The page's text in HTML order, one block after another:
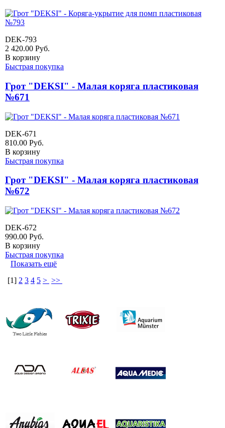
DEK-793
2 420.00 Руб.
В корзину
Быстрая покупка
Грот "DEKSI" - Малая коряга пластиковая
№671
DEK-671
810.00 Руб.
В корзину
Быстрая покупка
Грот "DEKSI" - Малая коряга пластиковая
№672
DEK-672
990.00 Руб.
В корзину
Быстрая покупка
Показать ещё
[1] 2 3 4 5 > >>